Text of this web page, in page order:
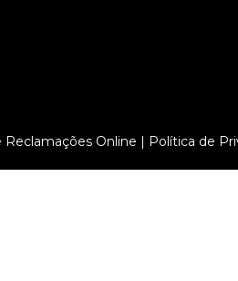
Reclamações Online | Política de